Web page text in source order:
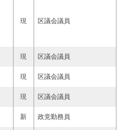
現 区議会議員
現 区議会議員
現 区議会議員
現 区議会議員
新 政党勤務員